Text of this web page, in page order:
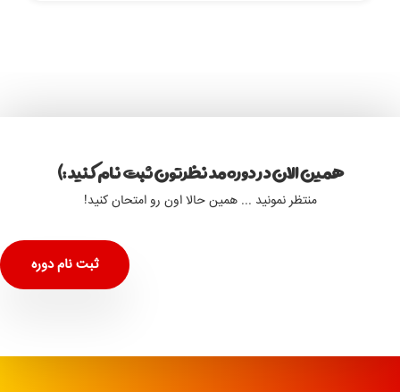
همین الان در دوره مد نظرتون ثبت نام کنید :)
منتظر نمونید ... همین حالا اون رو امتحان کنید!
ثبت نام دوره